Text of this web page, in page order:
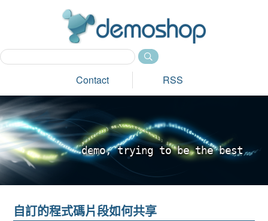
Contact RSS
demo, trying to be the best_
自訂的程式碼片段如何共享